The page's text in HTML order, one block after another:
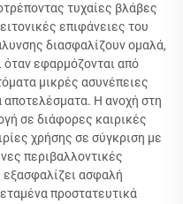
τυχαίες βλάβες
επιφάνειες του
διασφαλίζουν ομαλά,
όταν εφαρμόζονται από
μικρές ασυνέπειες
αποτελέσματα. Η ανοχή στη
σε διάφορες καιρικές
χρήσης σε σύγκριση με
περιβαλλοντικές
ασφαλή
προστατευτικά